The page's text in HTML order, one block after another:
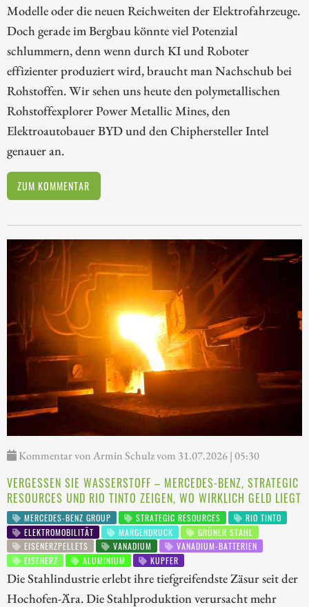
Modelle oder die neuen Reichweiten der Elektrofahrzeuge.
Doch gerade im Bergbau könnte viel Potenzial
schlummern, denn wenn durch KI und Roboter
effizienter produziert wird, braucht man Nachschub bei
Rohstoffen. Wir sehen uns heute den polymetallischen
Rohstoffexplorer Power Metallic Mines, den
Elektroautobauer BYD und den Chiphersteller Intel
genauer an.
ZUM KOMMENTAR
Kommentar von Armin Schulz vom 31.07.2026 | 05:30
VERGESSEN SIE WASSERSTOFF – MERCEDES-BENZ, STRATEGIC
RESOURCES UND RIO TINTO ZEIGEN, WO WIRKLICH GELD LIEGT
MERCEDES-BENZ GROUP STRATEGIC RESOURCES
RIO TINTO
ELEKTROMOBILITÄT
MARGENDRUCK
GRÜNER STAHL
EISENERZPELLETS
VANADIUM
VANADIUM-BATTERIEN
EISENERZ
ALUMINIUM KUPFER
Die Stahlindustrie erlebt ihre tiefgreifendste Zäsur seit der
Hochofen-Ära. Die Stahlproduktion verursacht mehr